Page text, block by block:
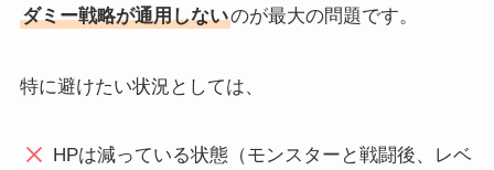
ダミー戦略が通用しないのが最大の問題です。
特に避けたい状況としては、
HPは減っている状態（モンスターと戦闘後、レベ